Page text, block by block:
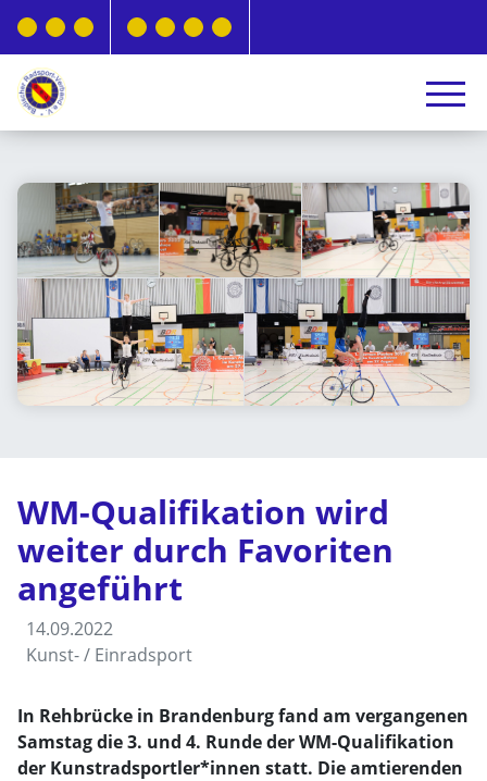
WM-Qualifikation wird
weiter durch Favoriten
angeführt
14.09.2022
Kunst- / Einradsport
In Rehbrücke in Brandenburg fand am vergangenen
Samstag die 3. und 4. Runde der WM-Qualifikation
der Kunstradsportler*innen statt. Die amtierenden